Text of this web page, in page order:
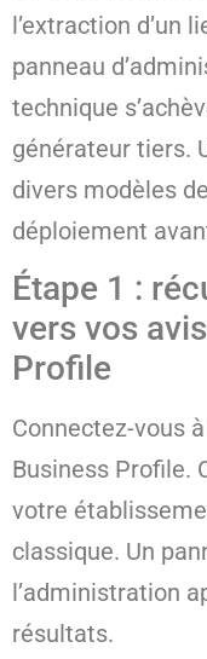
l’extraction d’un
panneau
technique
générateur tiers.
divers modèles
déploiement
Étape 1 :
vers vos
Profile
Connectez-vous
Business Profile.
votre
classique. Un
l’administration
résultats.